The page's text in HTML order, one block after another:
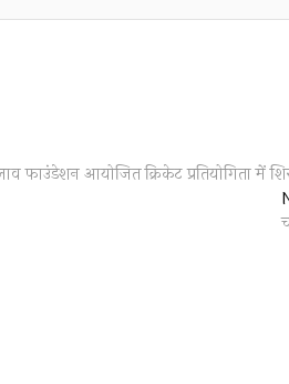
फाउंडेशन आयोजित क्रिकेट प्रतियोगिता में